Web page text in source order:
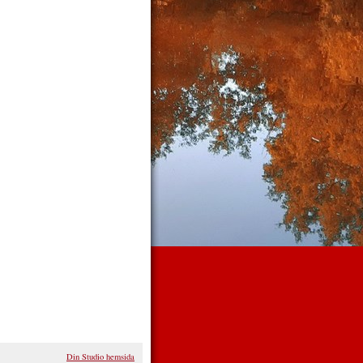
Din Studio hemsida